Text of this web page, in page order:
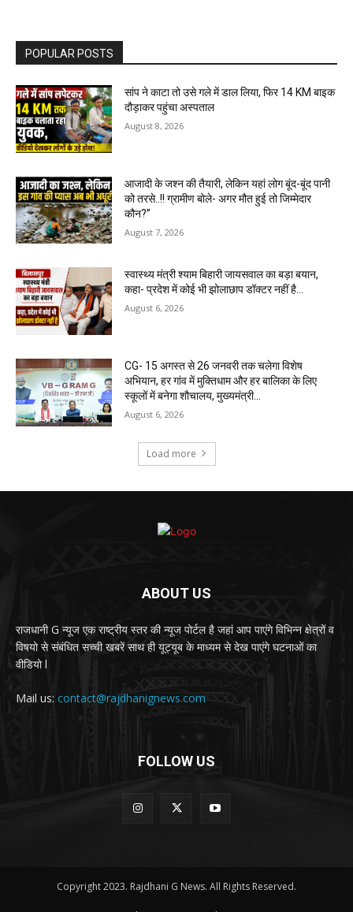
POPULAR POSTS
सांप ने काटा तो उसे गले में डाल लिया, फिर 14 KM बाइक
दौड़ाकर पहुंचा अस्पताल
August 8, 2026
आजादी के जश्न की तैयारी, लेकिन यहां लोग बूंद-बूंद पानी
को तरसे..!! ग्रामीण बोले- अगर मौत हुई तो जिम्मेदार
कौन?”
August 7, 2026
स्वास्थ्य मंत्री श्याम बिहारी जायसवाल का बड़ा बयान,
कहा- प्रदेश में कोई भी झोलाछाप डॉक्टर नहीं है…
August 6, 2026
CG- 15 अगस्त से 26 जनवरी तक चलेगा विशेष
अभियान, हर गांव में मुक्तिधाम और हर बालिका के लिए
स्कूलों में बनेगा शौचालय, मुख्यमंत्री...
August 6, 2026
Load more
ABOUT US
राजधानी G न्यूज एक राष्ट्रीय स्तर की न्यूज पोर्टल है जहां आप पाएंगे विभिन्न क्षेत्रों व
विषयो से संबंधित सच्ची खबरें साथ ही यूट्यूब के माध्यम से देख पाएंगे घटनाओं का
वीडियो l
Mail us: contact@rajdhanignews.com
FOLLOW US
Copyright 2023. Rajdhani G News. All Rights Reserved.